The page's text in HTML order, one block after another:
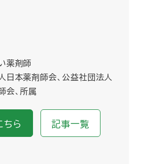
薬剤師
日本薬剤師会、公益社団法人
会、所属
ちら 記事一覧